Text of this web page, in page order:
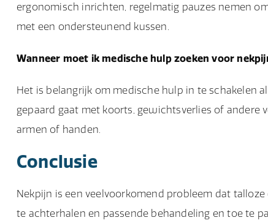
ergonomisch inrichten, regelmatig pauzes nemen
met een ondersteunend kussen.
Wanneer moet ik medische hulp zoeken voor
Het is belangrijk om medische hulp in te schakelen
gepaard gaat met koorts, gewichtsverlies of
armen of handen.
Conclusie
Nekpijn is een veelvoorkomend probleem dat
te achterhalen en passende behandeling en toe te